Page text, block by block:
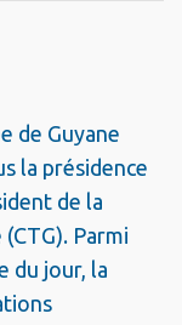
de Guyane
la présidence
de la
Parmi
du jour, la